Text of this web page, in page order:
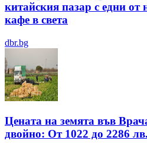
китайския пазар с едни от
кафе в света
dbr.bg
Цената на земята във
двойно: От 1022 до 2286